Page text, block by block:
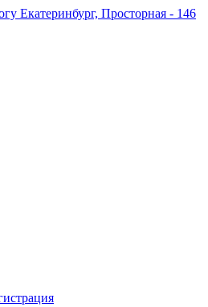
Екатеринбург, Просторная - 146